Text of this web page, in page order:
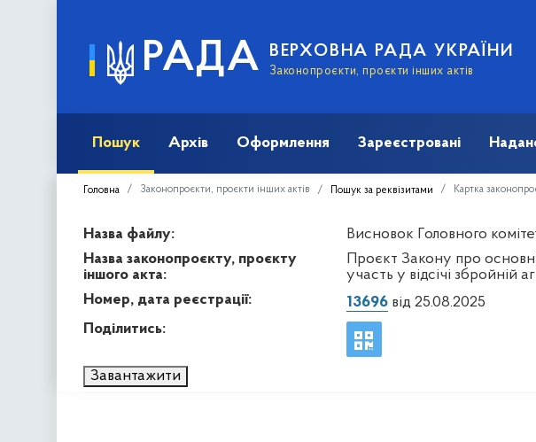
РАДА ВЕРХОВНА РАДА УКРАЇНИ
Законопроєкти, проєкти інших актів
Пошук Архів Оформлення Зареєстровані
Головна Законопроєкти, проєкти інших актів Пошук за реквізитами Картка
Назва файлу:
Висновок Головного
Назва законопроєкту, проєкту
іншого акта:
Проєкт Закону про
участь у відсічі збройній
Номер, дата реєстрації:
13696від 25.08.2025
Поділитись:
Завантажити